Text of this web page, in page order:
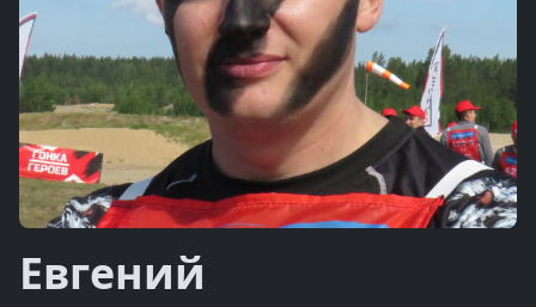
Евгений